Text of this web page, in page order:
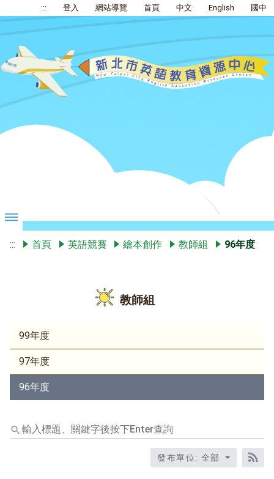
::: 登入 網站導覽 首頁 中文 English 國中
::: 首頁 英語競賽 繪本創作 教師組 96年度
教師組
99年度
97年度
96年度
輸
入
發布單位: 全部